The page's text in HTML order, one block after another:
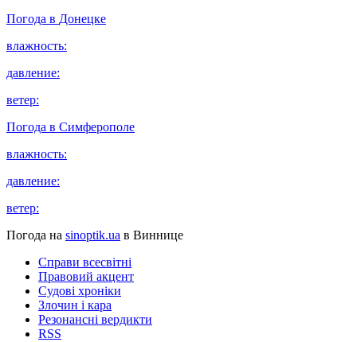
Погода в Донецке
влажность:
давление:
ветер:
Погода в Симферополе
влажность:
давление:
ветер:
Погода на sinoptik.ua в Виннице
Справи всесвітні
Правовий акцент
Судові хроніки
Злочин і кара
Резонансні вердикти
RSS